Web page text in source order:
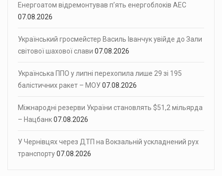
Енергоатом відремонтував п’ять енергоблоків АЕС
07.08.2026
Український гросмейстер Василь Іванчук увійде до Зали
світової шахової слави 07.08.2026
Українська ППО у липні перехопила лише 29 зі 195
балістичних ракет – МОУ07.08.2026
Міжнародні резерви України становлять $51,2 мільярда
– Нацбанк07.08.2026
У Чернівцях через ДТП на Вокзальній ускладнений рух
транспорту07.08.2026